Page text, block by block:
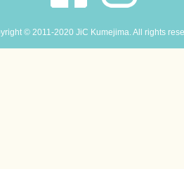
© 2011-2020 JiC Kumejima. All rights